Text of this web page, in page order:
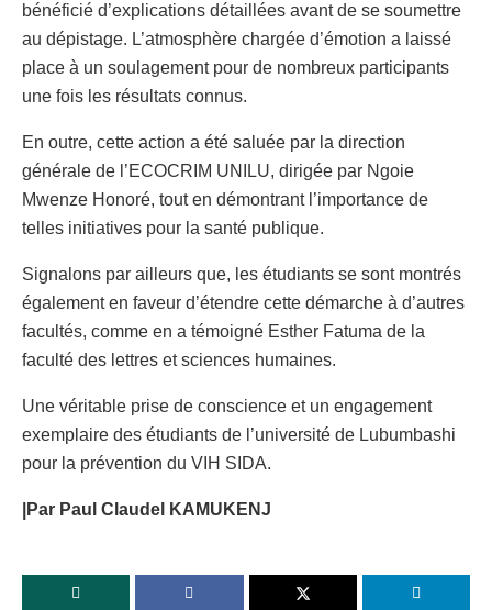
bénéficié d’explications détaillées avant de se soumettre
au dépistage. L’atmosphère chargée d’émotion a laissé
place à un soulagement pour de nombreux participants
une fois les résultats connus.
En outre, cette action a été saluée par la direction
générale de l’ECOCRIM UNILU, dirigée par Ngoie
Mwenze Honoré, tout en démontrant l’importance de
telles initiatives pour la santé publique.
Signalons par ailleurs que, les étudiants se sont montrés
également en faveur d’étendre cette démarche à d’autres
facultés, comme en a témoigné Esther Fatuma de la
faculté des lettres et sciences humaines.
Une véritable prise de conscience et un engagement
exemplaire des étudiants de l’université de Lubumbashi
pour la prévention du VIH SIDA.
|Par Paul Claudel KAMUKENJ